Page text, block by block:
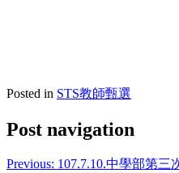
Posted in STS教師甄選
Post navigation
Previous: 107.7.10.中學部第三